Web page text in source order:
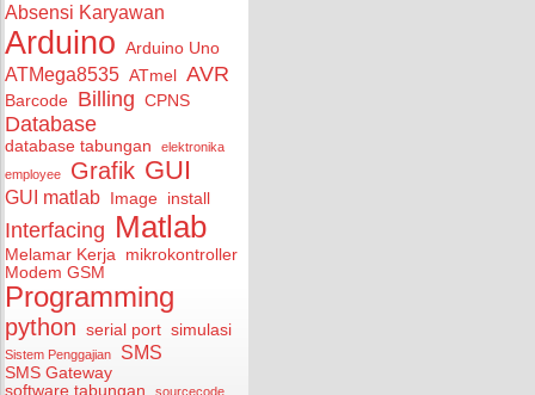
Absensi Karyawan
Arduino Arduino Uno
ATMega8535 ATmel AVR
Barcode Billing CPNS
Database
database tabungan
elektronika
employee
Grafik GUI
GUI matlab Image install
Interfacing Matlab
Melamar Kerja mikrokontroller
Modem GSM
Programming
python serial port simulasi
Sistem Penggajian SMS
SMS Gateway
software tabungan
sourcecode